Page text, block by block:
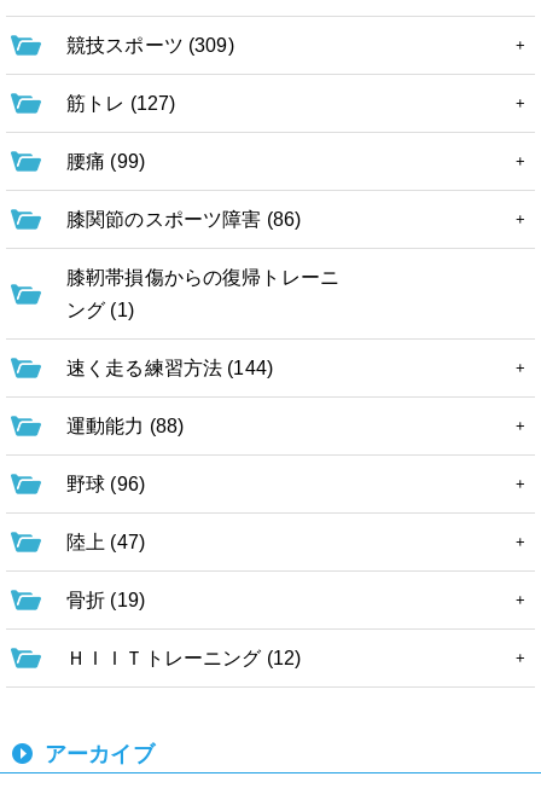
競技スポーツ (309)
筋トレ (127)
腰痛 (99)
膝関節のスポーツ障害 (86)
膝靭帯損傷からの復帰トレーニ
ング (1)
速く走る練習方法 (144)
運動能力 (88)
野球 (96)
陸上 (47)
骨折 (19)
ＨＩＩＴトレーニング (12)
アーカイブ